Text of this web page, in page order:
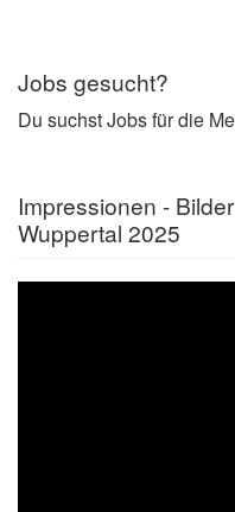
Jobs gesucht?
Du suchst Jobs für die
Impressionen -
Wuppertal 2025